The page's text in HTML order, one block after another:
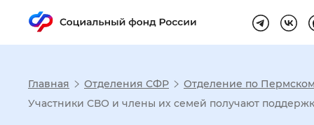
Настройка
Главная Отделения СФР Отделение по
Участники СВО и члены их семей получают